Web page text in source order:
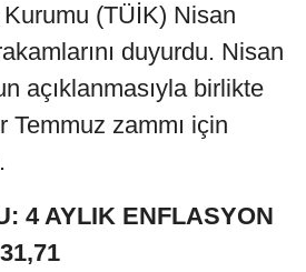
(TÜİK) Nisan
duyurdu. Nisan
açıklanmasıyla birlikte
Temmuz zammı için
4 AYLIK ENFLASYON